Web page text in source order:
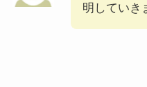
明していき